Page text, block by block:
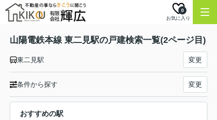
お気に入り
0
山陽電鉄本線 東二見駅の戸建検索一覧(2ページ目)
東二見駅 変更
条件から探す 変更
おすすめの駅